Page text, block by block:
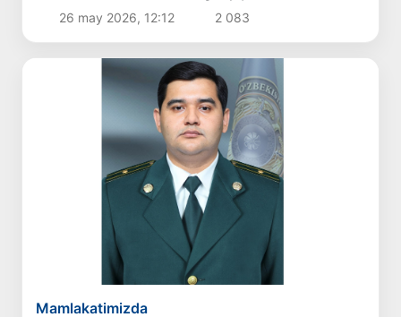
26 may 2026, 12:12 2 083
Mamlakatimizda